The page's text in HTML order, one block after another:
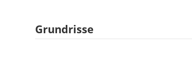
Grundrisse